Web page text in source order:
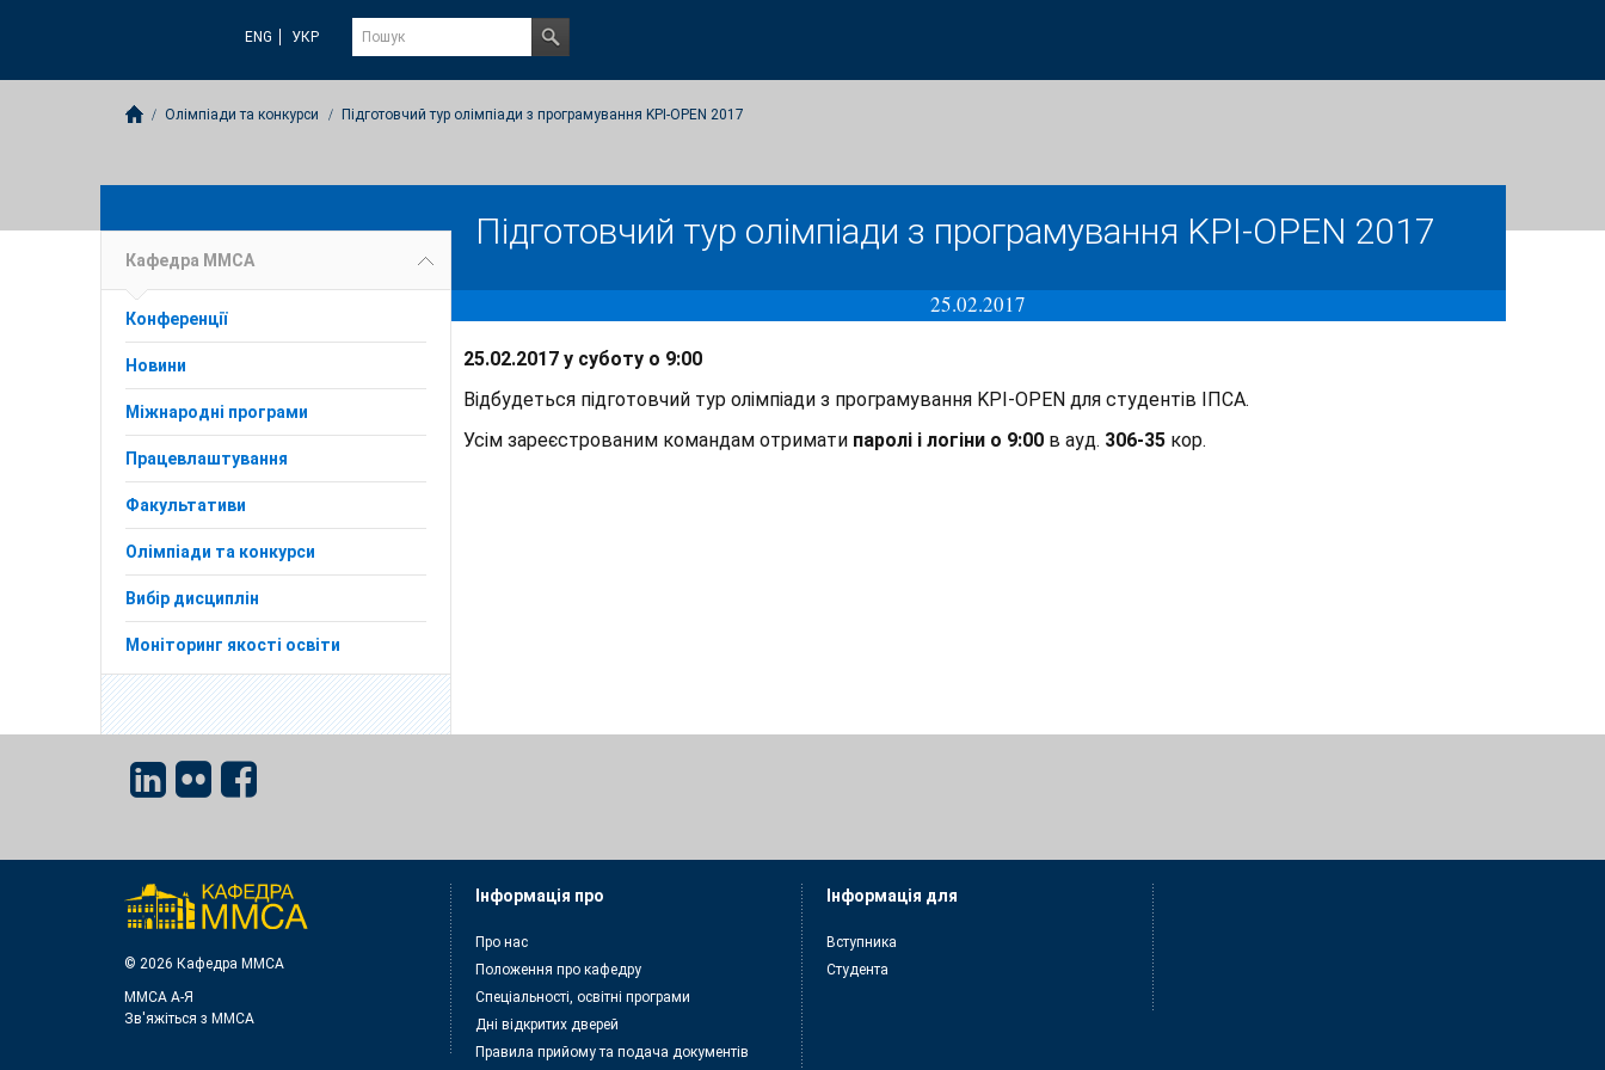
ENG УКР
Олімпіади та конкурси Підготовчий тур олімпіади з програмування KPI-OPEN 2017
Підготовчий тур олімпіади з програмування KPI-OPEN 2017
Кафедра ММСА
Конференції
Новини
Міжнародні програми
Працевлаштування
Факультативи
Олімпіади та конкурси
Вибір дисциплін
Моніторинг якості освіти
25.02.2017
25.02.2017 у суботу о 9:00
Відбудеться підготовчий тур олімпіади з програмування KPI-OPEN для студентів ІПСА.
Усім зареєстрованим командам отримати паролі і логіни о 9:00в ауд. 306-35кор.
© 2026 Кафедра ММСА
ММСА A-Я
Зв'яжіться з MMСА
Інформація про
Про нас
Положення про кафедру
Спеціальності, освітні програми
Дні відкритих дверей
Правила прийому та подача документiв
Інформація для
Вступника
Студента